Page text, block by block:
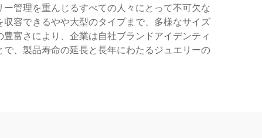
管理を重んじるすべての人々にとって不可欠な
容できるやや大型のタイプまで、多様なサイズ
富さにより、企業は自社ブランドアイデンティ
、製品寿命の延長と長年にわたるジュエリーの